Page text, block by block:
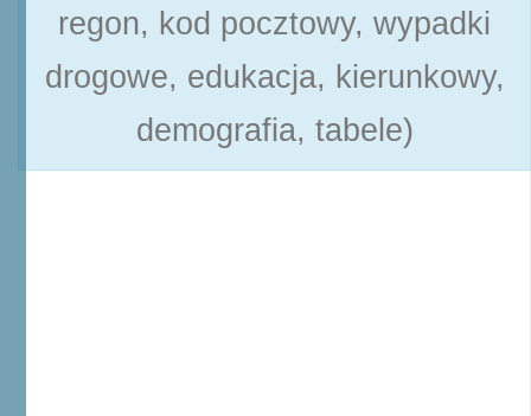
regon, kod pocztowy, wypadki
drogowe, edukacja, kierunkowy,
demografia, tabele)